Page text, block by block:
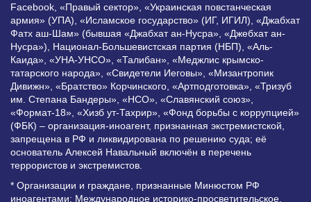
Facebook, «Правый сектор», «Украинская повстанческая
армия» (УПА), «Исламское государство» (ИГ, ИГИЛ), «Джабхат
Фатх аш-Шам» (бывшая «Джабхат ан-Нусра», «Джебхат ан-
Нусра»), Национал-Большевистская партия (НБП), «Аль-
Каида», «УНА-УНСО», «Талибан», «Меджлис крымско-
татарского народа», «Свидетели Иеговы», «Мизантропик
Дивижн», «Братство» Корчинского, «Артподготовка», «Тризуб
им. Степана Бандеры», «НСО», «Славянский союз»,
«Формат-18», «Хизб ут-Тахрир», «Фонд борьбы с коррупцией»
(ФБК) – организация-иноагент, признанная экстремистской,
запрещена в РФ и ликвидирована по решению суда; её
основатель Алексей Навальный включён в перечень
террористов и экстремистов.
* Организации и граждане, признанные Минюстом РФ
иноагентами: Международное историко-просветительское,